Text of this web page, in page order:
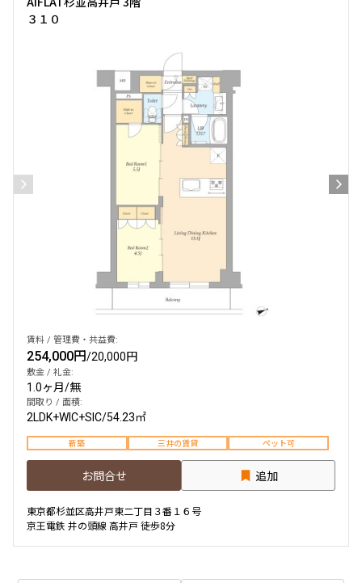
３１０
賃料 / 管理費・共益費:
254,000円/20,000円
敷金 / 礼金:
1.0ヶ月/無
間取り / 面積:
2LDK+WIC+SIC/54.23㎡
新築 三井の賃貸 ペット可
お問合せ 追加
東京都杉並区高井戸東二丁目３番１６号
京王電鉄 井の頭線 高井戸 徒歩8分